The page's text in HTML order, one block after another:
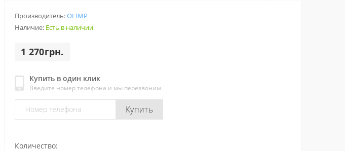
Производитель:OLIMP
Наличие: Есть в наличии
1 270грн.
Купить в один клик
Введите номер телефона и мы перезвоним
Купить
Количество: